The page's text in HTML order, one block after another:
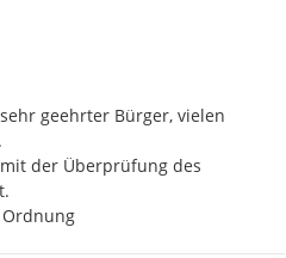
geehrter Bürger, vielen
der Überprüfung des